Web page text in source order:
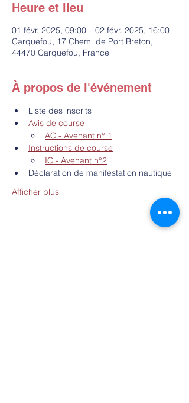
Heure et lieu
01 févr. 2025, 09:00 – 02 févr. 2025, 16:00
Carquefou, 17 Chem. de Port Breton,
44470 Carquefou, France
À propos de l'événement
Liste des inscrits
Avis de course
AC - Avenant n° 1
Instructions de course
IC - Avenant n°2
Déclaration de manifestation nautique
Afficher plus